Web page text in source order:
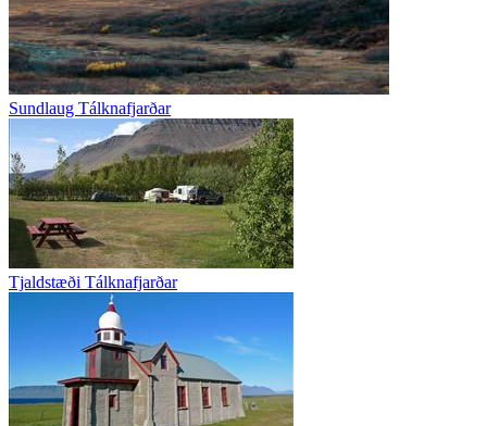
Sundlaug Tálknafjarðar
Tjaldstæði Tálknafjarðar